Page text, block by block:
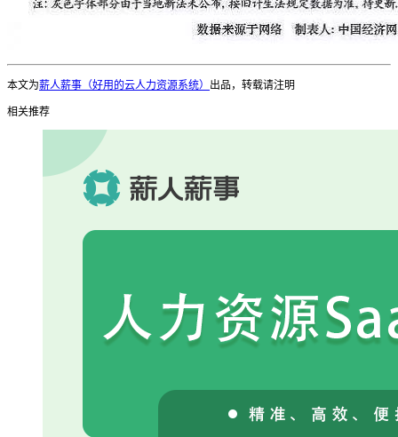
本文为薪人薪事（好用的云人力资源系统） 出品，转载请注明
相关推荐